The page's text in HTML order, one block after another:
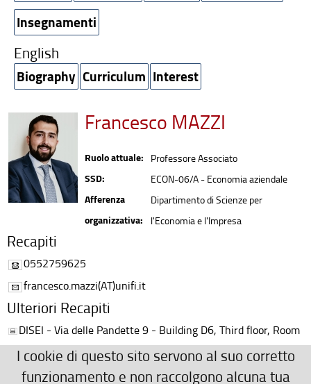
Insegnamenti
English
Biography Curriculum Interest
Francesco MAZZI
Ruolo attuale: Professore Associato
SSD: ECON-06/A - Economia aziendale
Afferenza
organizzativa:
Dipartimento di Scienze per
l'Economia e l'Impresa
Recapiti
0552759625
francesco.mazzi(AT)unifi.it
Ulteriori Recapiti
DISEI - Via delle Pandette 9 - Building D6, Third floor, Room
3.43 - 50127, Florence, Italy
+39 055 2759625
I cookie di questo sito servono al suo corretto
funzionamento e non raccolgono alcuna tua